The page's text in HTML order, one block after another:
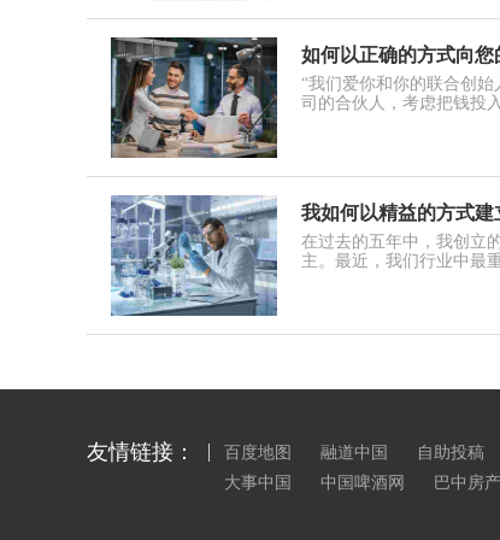
如何以正确的方式向
“我们爱你和你的联合创
司的合伙人，考虑把钱投
我如何以精益的方式
在过去的五年中，我创立
主。最近，我们行业中最
友情链接： 百度地图 融道中国 自助投稿
大事中国
中国啤酒网 巴中房